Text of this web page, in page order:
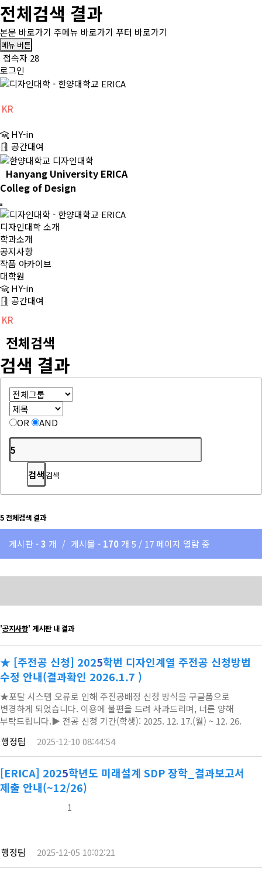
전체검색 결과
본문 바로가기 주메뉴 바로가기 푸터 바로가기
메뉴 버튼
접속자 28
로그인
KR
CH
EN
HY-in
공간대여
Hanyang University ERICA
Colleg of Design
디자인대학 소개
학과소개
공지사항
작품 아카이브
대학원
HY-in
공간대여
KR
전체검색
검색 결과
OR AND
검색
5전체검색 결과
게시판 -3 개 / 게시물 - 170 개 5 / 17 페이지 열람 중
'공지사항' 게시판 내 결과
★ [주전공 신청] 2025학번 디자인계열 주전공 신청방법
수정 안내(결과확인 2026.1.7 )
★포탈 시스템 오류로 인해 주전공배정 신청 방식을 구글폼으로
변경하게 되었습니다. 이용에 불편을 드려 사과드리며, 너른 양해
부탁드립니다.▶ 전공 신청 기간(학생): 2025. 12. 17.(월) ~ 12. 26.
주전공배정 확인방법:HY-IN 포탈 로그인 MY홈˃기본설정˃신상정보
추가사항: 이메일 또는 전화번호 장학환불계좌가 변경된 자는 변경즉시
정정해야 불이익이 없음▶학생 신청 방법: 구글폼 신청
↓↓↓↓https://forms.g…
행정팀 2025-12-10 08:44:54
[ERICA] 2025학년도 미래설계 SDP 장학_결과보고서
제출 안내(~12/26)
1
행정팀 2025-12-05 10:02:21